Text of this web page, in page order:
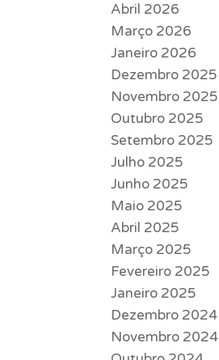
Abril 2026
Março 2026
Janeiro 2026
Dezembro 2025
Novembro 2025
Outubro 2025
Setembro 2025
Julho 2025
Junho 2025
Maio 2025
Abril 2025
Março 2025
Fevereiro 2025
Janeiro 2025
Dezembro 2024
Novembro 2024